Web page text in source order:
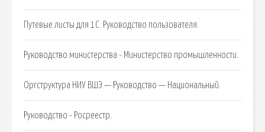
Путевые листы для 1С. Руководство пользователя.
Руководство министерства - Министерство промышленности.
Оргструктура НИУ ВШЭ — Руководство — Национальный.
Руководство - Росреестр.